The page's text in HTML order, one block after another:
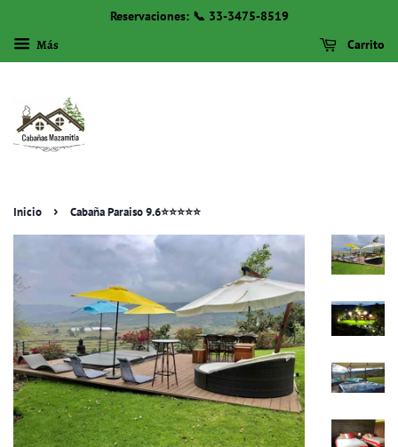
Reservaciones: 📞 33-3475-8519
Más Carrito
Inicio › Cabaña Paraiso 9.6⭐️⭐️⭐️⭐️⭐️